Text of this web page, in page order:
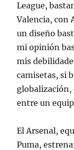
League,
Valencia, con
un diseño
mi opinión
mis
camisetas, si
globalización,
entre un
El Arsenal,
Puma,